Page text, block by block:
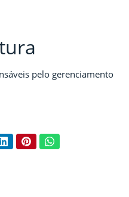
pelo gerenciamento
LinkedInPinterestWhatsApp